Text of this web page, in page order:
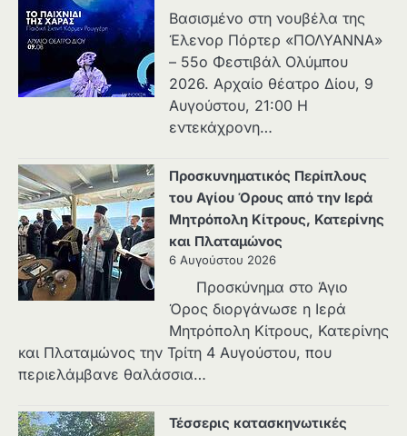
Βασισμένο στη νουβέλα της
Έλενορ Πόρτερ «ΠΟΛΥΑΝΝΑ»
– 55ο Φεστιβάλ Ολύμπου
2026. Αρχαίο θέατρο Δίου, 9
Αυγούστου, 21:00 Η
εντεκάχρονη…
Προσκυνηματικός Περίπλους
του Αγίου Όρους από την Ιερά
Μητρόπολη Κίτρους, Κατερίνης
και Πλαταμώνος
6 Αυγούστου 2026
Προσκύνημα στο Άγιο
Όρος διοργάνωσε η Ιερά
Μητρόπολη Κίτρους, Κατερίνης
και Πλαταμώνος την Τρίτη 4 Αυγούστου, που
περιελάμβανε θαλάσσια…
Τέσσερις κατασκηνωτικές